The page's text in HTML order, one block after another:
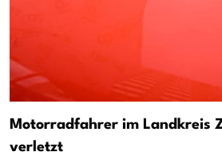
Motorradfahrer im Landkreis
verletzt